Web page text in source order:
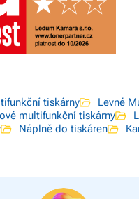
tiskárny
Levné
multifunkční tiskárny
Náplně do tiskáren